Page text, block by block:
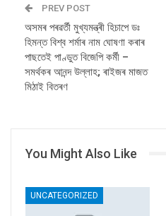
PREV POST
অসমৰ পৰৱৰ্তী মুখ্যমন্ত্ৰী হিচাপে ডঃ
হিমন্ত বিশ্ব শৰ্মাৰ নাম ঘোষণা কৰাৰ
পাছতেই পাণ্ডুত বিজেপি কৰ্মী –
সমৰ্থকৰ আনন্দ উল্লাহ; ৰাইজৰ মাজত
মিঠাই বিতৰণ
You Might Also Like
UNCATEGORIZED